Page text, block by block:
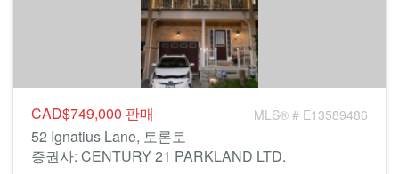
CAD$749,000 판매 MLS® # E13589486
52 Ignatius Lane, 토론토
증권사: CENTURY 21 PARKLAND LTD.